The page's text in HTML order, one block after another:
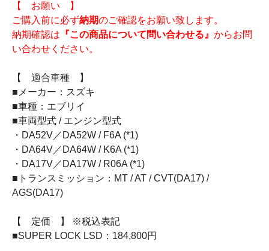
【 お願い 】
ご購入前に必ず納期のご確認をお願い致します。
納期確認は 『この商品について問い合わせる』 からお問
い合わせください。
【 適合車種 】
■メーカー：スズキ
■車種：エブリイ
■車両型式 / エンジン型式
・DA52V／DA52W / F6A (*1)
・DA64V／DA64W / K6A (*1)
・DA17V／DA17W / R06A (*1)
■トランスミッション：MT / AT / CVT(DA17) /
AGS(DA17)
【 定価 】 ※税込表記
■SUPER LOCK LSD：184,800円